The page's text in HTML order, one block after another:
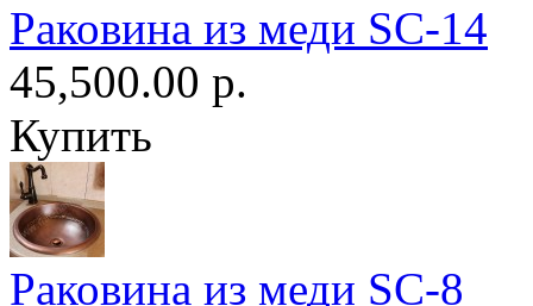
Раковина из меди SC-14
45,500.00 р.
Купить
Раковина из меди SC-8